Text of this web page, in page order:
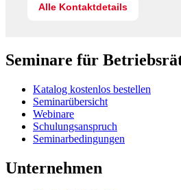
Alle Kontaktdetails
Seminare für
Katalog kostenlos bestellen
Seminarübersicht
Webinare
Schulungsanspruch
Seminarbedingungen
Unternehmen